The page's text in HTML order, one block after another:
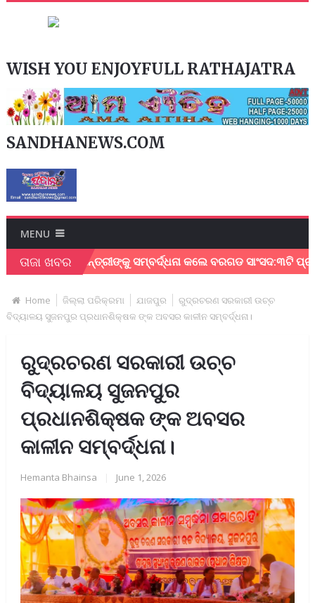
WISH YOU ENJOYFULL RATHAJATRA
SANDHANEWS.COM
MENU
ତାଜା ଖବର
ମୁଖ୍ୟମନ୍ତ୍ରୀଙ୍କୁ ସମ୍ବର୍ଦ୍ଧନା କଲେ ବରଗଡ ସାଂସଦ:୩ଟି ପ୍ରମୁଖ
Home ଜିଲ୍ଲା ପରିକ୍ରମା ଯାଜପୁର
ରୁଦ୍ରଚରଣ ସରକାରୀ ଉଚ୍ଚ
ବିଦ୍ୟାଳୟ ସୁଜନପୁର ପ୍ରଧାନଶିକ୍ଷକ ଙ୍କ ଅବସର କାଳୀନ ସମ୍ବର୍ଦ୍ଧନା।
ରୁଦ୍ରଚରଣ ସରକାରୀ ଉଚ୍ଚ
ବିଦ୍ୟାଳୟ ସୁଜନପୁର
ପ୍ରଧାନଶିକ୍ଷକ ଙ୍କ ଅବସର
କାଳୀନ ସମ୍ବର୍ଦ୍ଧନା।
Hemanta Bhainsa June 1, 2026